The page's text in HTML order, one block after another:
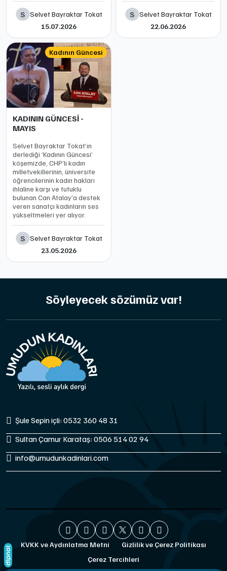
S Selvet Bayraktar Tokat
15.07.2026
S Selvet Bayraktar Tokat
22.06.2026
Kadının Güncesi
KADININ GÜNCESİ -
MAYIS
Selvet Bayraktar Tokat’ın
derlediği ‘Kadının Güncesi’
köşemizde, CHP’li kadın
milletvekillerinin, üniversite
öğrencilerinin kadın hakları
ihlaline karşı ve tutuklu
bulunan Can Atalay’a destek
veren sanatçı kadınların ses
yükseltmeleri yer alıyor.
S Selvet Bayraktar Tokat
23.05.2026
Söyleyecek sözümüz var!
Şule Sepin içli: 0532 360 48 31
Sultan Çamur Karataş: 0506 514 02 94
info@umudunkadinlari.com
KVKK ve Aydınlatma Metni
Gizlilik ve Çerez Politikası
Çerez Tercihleri